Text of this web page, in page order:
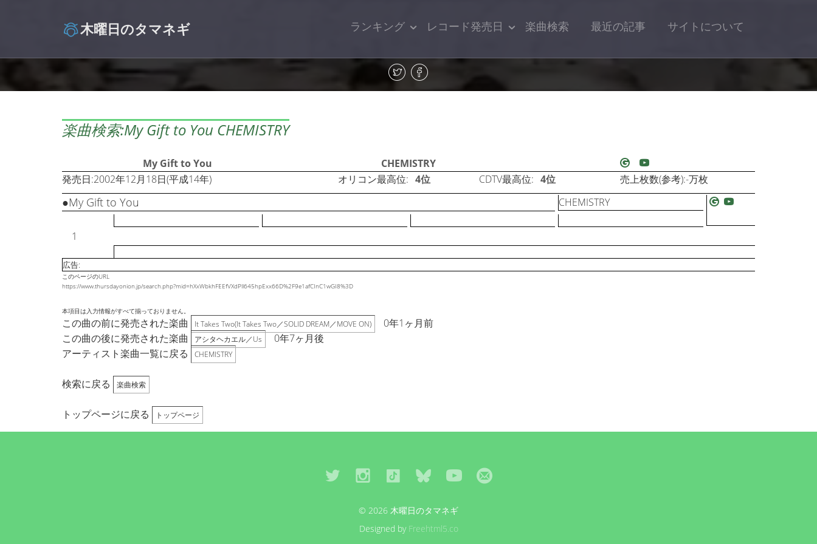
木曜日のタマネギ ランキング レコード発売日 楽曲検索 最近の記事 サイトについて
楽曲検索:My Gift to You CHEMISTRY
My Gift to You
CHEMISTRY
発売日:2002年12月18日(平成14年)
オリコン最高位: 4位 CDTV最高位: 4位 売上枚数(参考):-万枚
1
●My Gift to You CHEMISTRY
広告:
このページのURL
https://www.thursdayonion.jp/search.php?mid=hXxWbkhFEEfVXdPll645hpExx66D%2F9e1afCInC1wGI8%3D
本項目は入力情報がすべて揃っておりません。
この曲の前に発売された楽曲 It Takes Two(It Takes Two／SOLID DREAM／MOVE ON)
0年1ヶ月前
この曲の後に発売された楽曲
アシタヘカエル／Us
0年7ヶ月後
アーティスト楽曲一覧に戻る
CHEMISTRY
検索に戻る 楽曲検索
トップページに戻る トップページ
© 2026 木曜日のタマネギ
Designed by Freehtml5.co